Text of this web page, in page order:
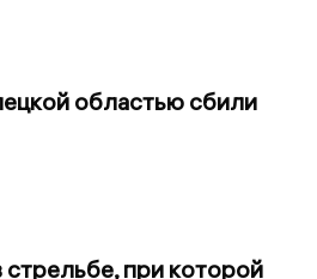
областью сбили
при которой